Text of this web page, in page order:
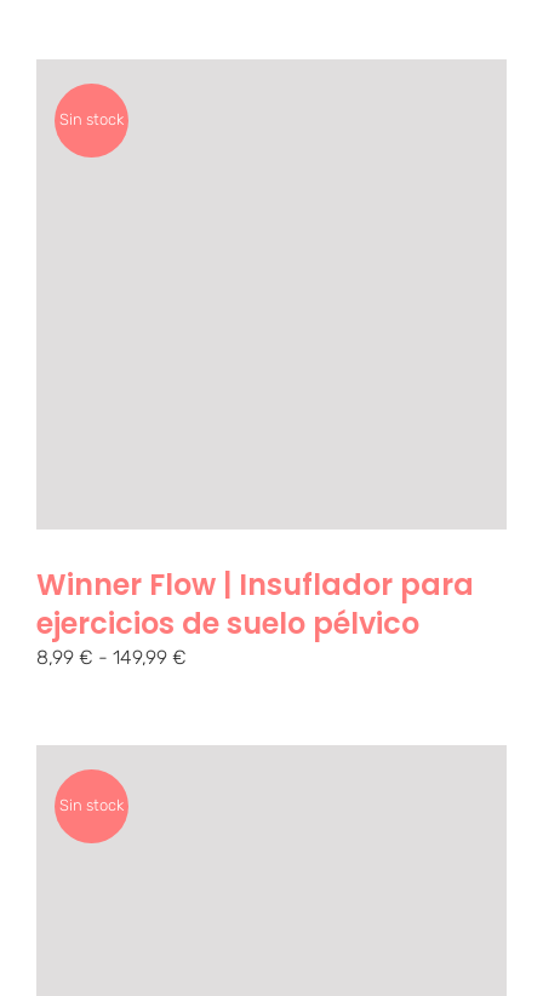
Sin stock
Winner Flow | Insuflador para
ejercicios de suelo pélvico
8,99 € - 149,99 €
desde
Sin stock